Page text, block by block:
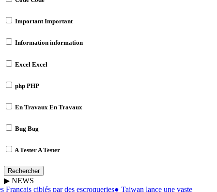
ImportantImportant
Information information
Excel Excel
php PHP
En Travaux En Travaux
Bug Bug
A TesterA Tester
Rechercher
▶ NEWS
Français ciblés par des escroqueries●Taiwan lance une vaste